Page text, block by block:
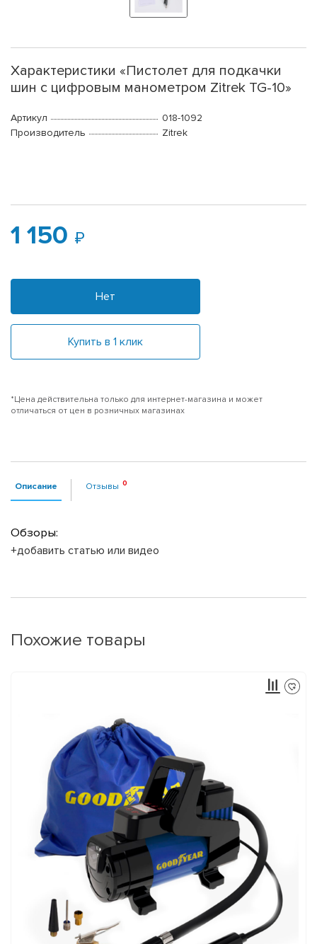
Характеристики «Пистолет для подкачки
шин с цифровым манометром Zitrek TG-10»
Артикул
018-1092
Производитель
Zitrek
1 150
Нет
Купить в 1 клик
*Цена действительна только для интернет-магазина и может
отличаться от цен в розничных магазинах
Описание Отзывы
Обзоры:
+добавить статью или видео
Похожие товары